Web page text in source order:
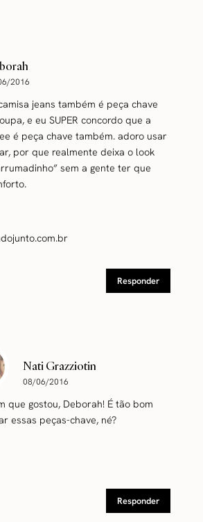
2016
jeans também é peça chave
e eu SUPER concordo que a
é peça chave também. adoro usar
por que realmente deixa o look
sem a gente ter que
Responder
Nati Grazziotin
08/06/2016
que gostou, Deborah! É tão bom
essas peças-chave, né?
Responder